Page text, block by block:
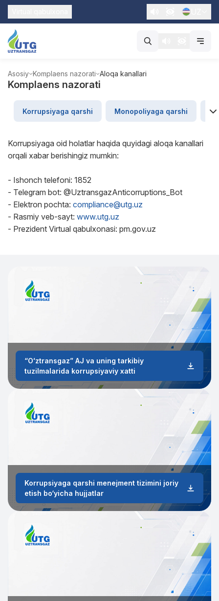
Asosiy Komplaens nazorati Aloqa kanallari
Komplaens nazorati
Korrupsiyaga qarshi Monopoliyaga qarshi
Korrupsiyaga oid holatlar haqida quyidagi aloqa kanallari
orqali xabar berishingiz mumkin:
- Ishonch telefoni: 1852
- Telegram bot: @UztransgazAnticorruptions_Bot
- Elektron pochta: compliance@utg.uz
- Rasmiy veb-sayt: www.utg.uz
- Prezident Virtual qabulxonasi: pm.gov.uz
“Oʻztransgaz” AJ va uning tarkibiy
tuzilmalarida korrupsiyaviy xatti
Korrupsiyaga qarshi menejment tizimini joriy
etish bo‘yicha hujjatlar